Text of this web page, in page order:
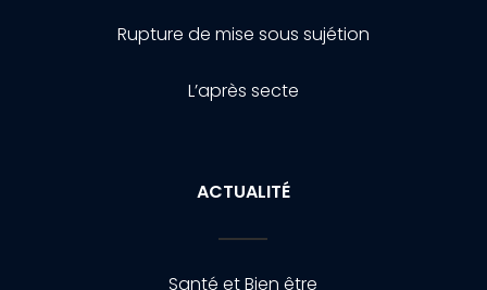
Rupture de mise sous sujétion
L’après secte
ACTUALITÉ
Santé et Bien être